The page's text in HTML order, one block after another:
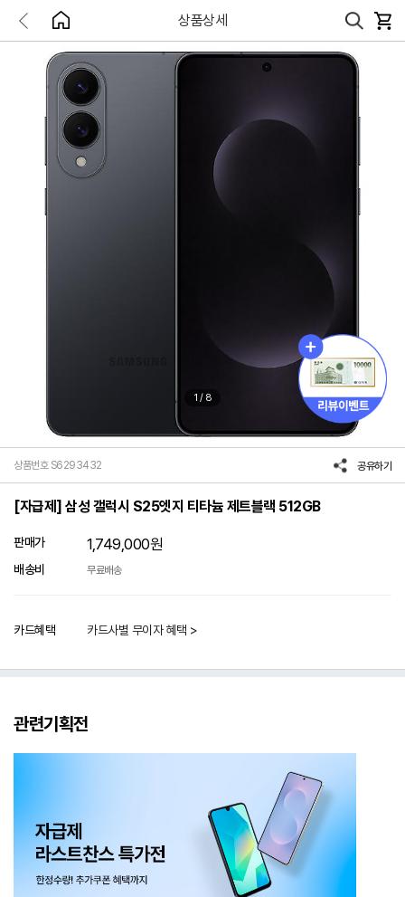
상품상세
1 / 8
상품번호 S6293432 공유하기
[자급제] 삼성 갤럭시 S25엣지 티타늄 제트블랙 512GB
판매가 1,749,000원
배송비 무료배송
카드혜택 카드사별 무이자 혜택 >
관련기획전